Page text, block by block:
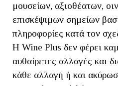
μουσείων, αξιοθέατων,
επισκέψιμων σημείων
πληροφορίες κατά τον
Η Wine Plus δεν φέρει
αυθαίρετες αλλαγές και
κάθε αλλαγή ή και